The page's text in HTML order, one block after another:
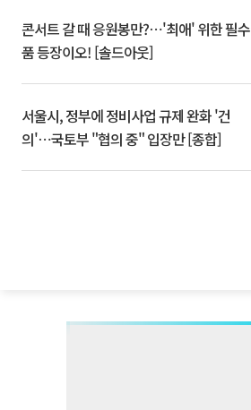
콘서트 갈 때 응원봉만?⋯'최애' 위한 필수
품 등장이오! [솔드아웃]
서울시, 정부에 정비사업 규제 완화 '건
의'⋯국토부 "협의 중" 입장만 [종합]